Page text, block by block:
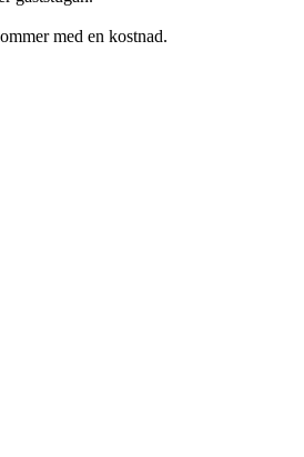
med en kostnad.